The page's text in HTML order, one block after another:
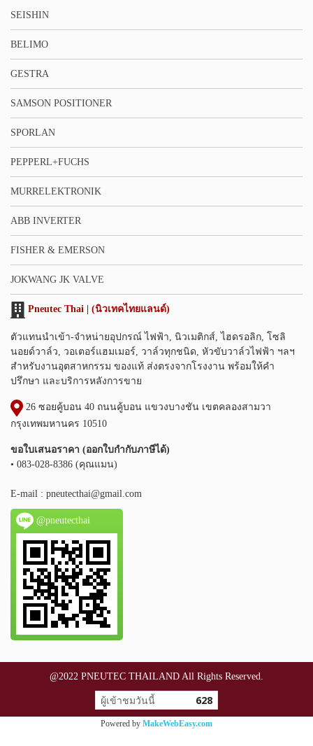
SEISHIN
BELIMO
GESTRA
SAMSON POSITIONER
SPORLAN
PEPPERL+FUCHS
MURRELEKTRONIK
ABB INVERTER
FISHER & EMERSON
JOKWANG JK VALVE
Pneutec Thai | (นิวเทคไทยแลนด์)
ตัวแทนนำเข้า-จำหน่ายอุปกรณ์ ไฟฟ้า, นิวเมติกส์, ไฮดรอลิก, โซลิ
นอยด์วาล์ว, วอเตอร์แฮมเมอร์, วาล์วทุกชนิด, หัวขับวาล์วไฟฟ้า ฯลฯ
สำหรับงานอุตสาหกรรม ของแท้ ส่งตรงจากโรงงาน พร้อมให้คำ
ปรึกษา และบริการหลังการขาย
26 ซอยคู้บอน 40 ถนนคู้บอน แขวงบางชัน เขตคลองสามวา
กรุงเทพมหานคร 10510
ขอใบเสนอราคา (ออกใบกำกับภาษีได้)
• 083-028-8386 (คุณแมน)
E-mail : pneutecthai@gmail.com
@pneutecthai
@2022 PNEUTEC THAILAND All Rights Reserved.
ผู้เข้าชมวันนี้ 628
Powered by MakeWebEasy.com